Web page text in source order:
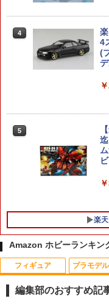
4
4
(
5
楽
1
1
n
1
￥
Amazon ホビーランキン
フィギュア プラモデ
編集部のおすすめ記